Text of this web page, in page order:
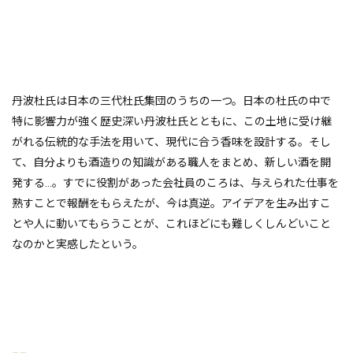
丹波杜氏は日本の三代杜氏集団のうちの一つ。日本の杜氏の中で
特に影響力が強く歴史深い丹波杜氏とともに、この土地に受け継
がれる伝統的な手法を用いて、現代に合う香味を設計する。そし
て、自分よりも酒造りの知識がある職人をまとめ、新しい酒を開
発する…。すでに役割があった会社員のころは、与えられた仕事を
熟すことで報酬をもらえたが、今は真逆。アイデアを生み出すこ
とや人に動いてもらうことが、これほどにも難しくしんどいこと
なのかと実感したという。